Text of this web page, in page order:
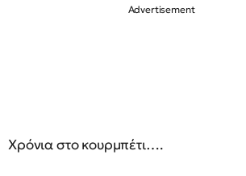
Χρόνια στο κουρμπέτι….